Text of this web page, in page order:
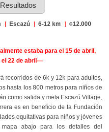
Resultados
| Escazú | 6-12 km | ¢12.000
estaba para el 15 de abril,
el 22 de abril—
recorridos de 6k y 12k para adultos,
hasta los 800 metros para niños de
como salida y meta Escazú Village,
es en beneficio de la Fundación
equitativas para niños y jóvenes
mapa abajo para los detalles del